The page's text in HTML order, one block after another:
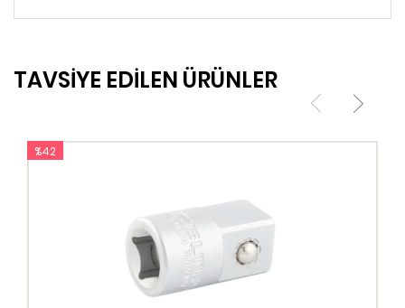
TAVSİYE EDİLEN ÜRÜNLER
%42